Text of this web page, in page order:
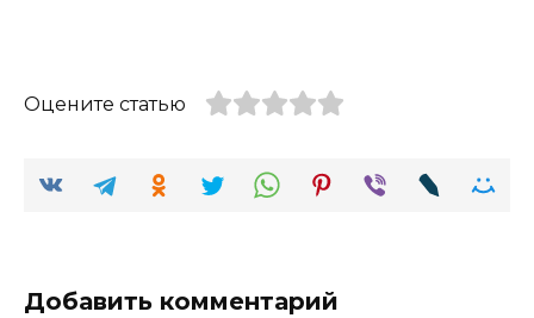
Оцените статью
Добавить комментарий